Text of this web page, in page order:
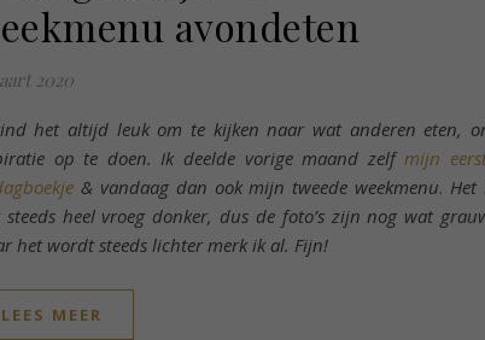
avondeten
2020
het altijd leuk om te kijken naar wat anderen eten,
op te doen. Ik deelde vorige maand zelfmijn
& vandaag dan ook mijn tweede weekmenu. Het
steeds heel vroeg donker, dus de foto’s zijn nog wat
het wordt steeds lichter merk ik al. Fijn!
LEES MEER